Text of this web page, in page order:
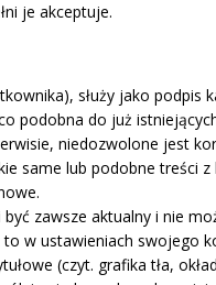
je akceptuje.
służy jako
podobna do już
niedozwolone jest
same lub podobne
zawsze aktualny i nie
w ustawieniach swojego
(czyt. grafika tła,